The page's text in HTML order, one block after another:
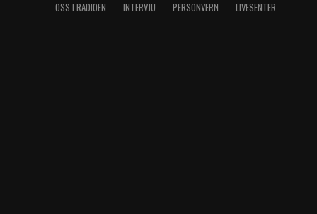
OSS I RADIOEN
INTERVJU PERSONVERN LIVESENTER